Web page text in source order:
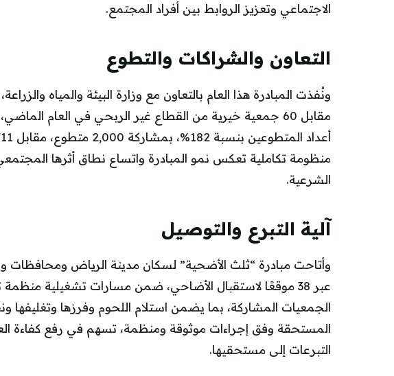
الاجتماعي وتعزيز الروابط بين أفراد المجتمع.
التعاون والشراكات والتطوع
مقابل 60 جمعية خيرية من القطاع غير الربحي في العام
منظومة تكاملية تعكس نمو المبادرة واتساع نطاق أثرها
الشرعية.
آلية التبرع والتوصيل
وأتاحت مبادرة “ثلث الأضحية” لسكان مدينة الرياض ومحافظات
عبر 38 موقعًا لاستقبال الأضاحي، ضمن مسارات تشغيلية
الجمعيات المشاركة، بما يضمن استلام اللحوم وفرزها وتغليفها
المستحقة وفق إجراءات موثوقة ومنظمة، تسهم في رفع كفاءة
التبرعات إلى مستحقيها.